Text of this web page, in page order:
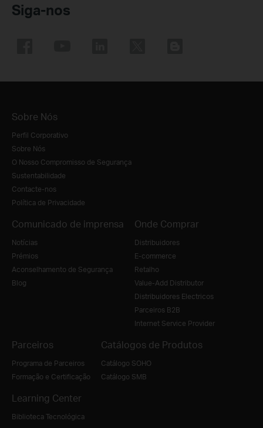
Siga-nos
Sobre Nós
Perfil Corporativo
Sobre Nós
O Nosso Compromisso de Segurança
Sustentabilidade
Contacte-nos
Política de Privacidade
Comunicado de imprensa
Notícias
Prémios
Aconselhamento de Segurança
Blog
Onde Comprar
Distribuidores
E-commerce
Retalho
Value-Add Distributor
Distribuidores Electricos
Parceiros B2B
Internet Service Provider
Parceiros
Programa de Parceiros
Formação e Certificação
Catálogos de Produtos
Catálogo SOHO
Catálogo SMB
Learning Center
Biblioteca Tecnológica